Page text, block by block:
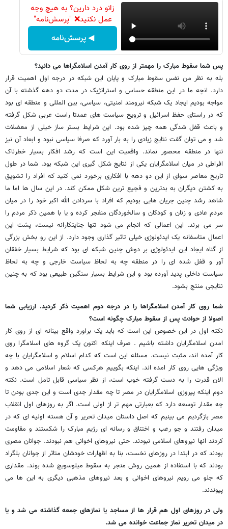
زانو درد دارین؟ به هیچ وجه
عمل نکنید❌ "پرسش‌نامه"
◀ پرسش‌نامه
پس شما سقوط مبارک را مهمتر از روی کار آمدن اسلامگراها می دانید؟
بله به نظر من نفس سقوط مبارک و پایان این شبکه در درجه اول اهمیت قرار
دارد. انچه ما در این منطقه حساس و استراتژیک در مدت دو دهه گذشته با آن
مواجه بودیم ایجاد یک شبکه نیرومند امنیتی، سیاسی، بین المللی و منطقه ای بود
که در راستای حفظ اسرائیل و ترویج سیاست های عمدتا راست عربی شکل گرفته
و باعث قفل شدگی همه چیز شده بود. این شرایط بستر ساز خیلی از معضلات
شد و می توان گفت نتایج زیادی را به بار آورد که صرفا سیاسی نبود و ابعاد آن نیز
تنها در منطقه محصور نماند. واقعیت این است که رشد افکار بسیار خطرناک
افراطی در میان اسلامگرایان یکی از نتایج شکل گیری این شبکه بود. شما در طول
تاریخ معاصر سوای از این دو دهه با افکاری برخورد نمی کنید که افراد را تشویق
به کشتن دیگران به بدترین و فجیع ترین شکل ممکن کند. در این سال ها اما ما
شاهد رشد چنین جریان هایی بودیم که افراد با سردادن الله اکبر خود را در میان
مردم عادی و زنان و کودکان و سالخوردگان منفجر کرده و یا با همین ذکر مردم را
سر می برند. این اعمالی که انجام می شود تنها جنایتکارانه نیست، پشت این
اعمال متاسفانه یک ایدئولوژی خیلی تاثیر گذاری وجود دارد. از این رو بخش بزرگی
از گناه ایجاد این ایدئولوژی بر دوش چنین شبکه ای بود که شرایط بسیار خفقان
آور و قفل شده ای را در منطقه چه به لحاظ سیاست خارجی و چه به لحاظ
سیاست داخلی پدید آورده بود و این شرایط بسیار سنگین طبیعی بود که به چنین
نتایجی منتج بشود.
شما روی کار آمدن اسلامگراها را در درجه دوم اهمیت ذکر کردید. ارزیابی شما
اصولا از حوادث پس از سقوط مبارک چگونه است؟
نکته اول در این خصوص این است که باید یک براورد واقع بینانه ای از روی کار
امدن اسلامگرایان داشته باشیم . صرف اینکه اکنون یک گروه های اسلامگرا روی
کار آمده اند، مثبت نیست. مسئله این است که کدام اسلام و اسلامگرایان با چه
ویژگی هایی روی کار امده اند. اینکه بگوییم هرکسی که شعار اسلامی می دهد و
الان قدرت را به دست گرفته خوب است، از نظر سیاسی قابل تامل است. نکته
دوم اینکه پیروزی اسلامگرایان در مصر تا چه مقدار جدی است و این جدی بودن تا
چه مقدار توسعه دارد که بعبارتی مهم تر از اولی است. اگر به روزهای اول انقلاب
مصر بازگردیم می بینیم که اصل داستان میدان تحریر و آن هسته اولیه ای که در
میدان رفتند و جو رعب و اختناق و رسانه ای رژیم مبارک را شکستند و مقاومت
کردند انها نیروهای اسلامی نبودند. حتی نیروهای اخوانی هم نبودند. جوانان مصری
بودند که در ابتدا در روزهای نخست، بنا به اظهارات خودشان متاثر از جوانان بلگراد
بودند که با استفاده از همین روش منجر به سقوط میلوسویچ شده بوند. مقداری
که جلو می رویم نیروهای اخوانی و بعد نیروهای مذهبی دیگری به این ها می
پیوندند.
ولی در روزهای اول هم قرار ها از مساجد یا نمازهای جمعه گذاشته می شد و یا
در میدان تحریر نماز جماعت خوانده می شد.